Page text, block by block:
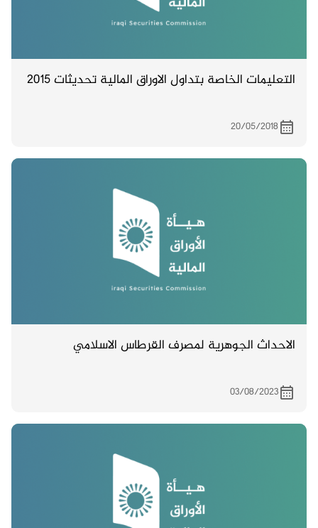
التعليمات الخاصة بتداول الاوراق المالية تحديثات 2015
20/05/2018
الاحداث الجوهرية لمصرف القرطاس الاسلامي
03/08/2023